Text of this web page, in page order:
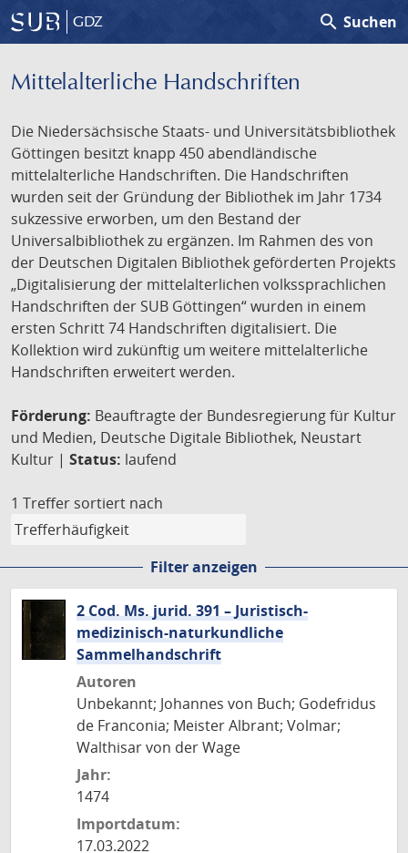
GDZ search Suchen
Mittelalterliche Handschriften
Die Niedersächsische Staats- und Universitätsbibliothek
Göttingen besitzt knapp 450 abendländische
mittelalterliche Handschriften. Die Handschriften
wurden seit der Gründung der Bibliothek im Jahr 1734
sukzessive erworben, um den Bestand der
Universalbibliothek zu ergänzen. Im Rahmen des von
der Deutschen Digitalen Bibliothek geförderten Projekts
„Digitalisierung der mittelalterlichen volkssprachlichen
Handschriften der SUB Göttingen“ wurden in einem
ersten Schritt 74 Handschriften digitalisiert. Die
Kollektion wird zukünftig um weitere mittelalterliche
Handschriften erweitert werden.
Förderung: Beauftragte der Bundesregierung für Kultur
und Medien, Deutsche Digitale Bibliothek, Neustart
Kultur | Status: laufend
1 Treffer sortiert nach
Filter anzeigen
2 Cod. Ms. jurid. 391 – Juristisch-
medizinisch-naturkundliche
Sammelhandschrift
Autoren
Unbekannt; Johannes von Buch; Godefridus
de Franconia; Meister Albrant; Volmar;
Walthisar von der Wage
Jahr:
1474
Importdatum:
17.03.2022